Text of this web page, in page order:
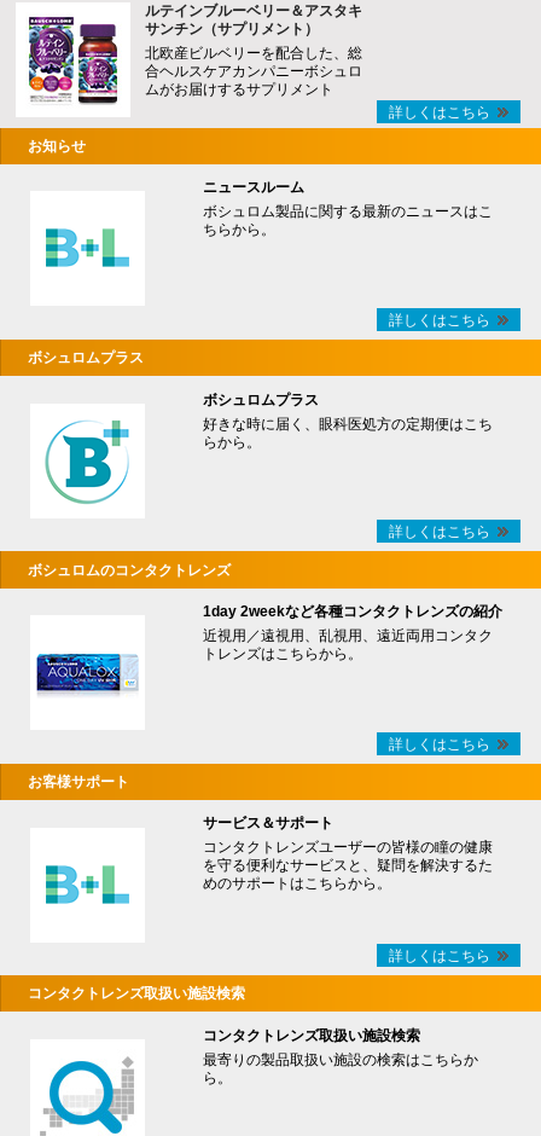
ルテインブルーベリー＆アスタキ
サンチン（サプリメント）
北欧産ビルベリーを配合した、総
合ヘルスケアカンパニーボシュロ
ムがお届けするサプリメント
詳しくはこちら
お知らせ
ニュースルーム
ボシュロム製品に関する最新のニュースはこ
ちらから。
詳しくはこちら
ボシュロムプラス
ボシュロムプラス
好きな時に届く、眼科医処方の定期便はこち
らから。
詳しくはこちら
ボシュロムのコンタクトレンズ
1day 2weekなど各種コンタクトレンズの紹介
近視用／遠視用、乱視用、遠近両用コンタク
トレンズはこちらから。
詳しくはこちら
お客様サポート
サービス＆サポート
コンタクトレンズユーザーの皆様の瞳の健康
を守る便利なサービスと、疑問を解決するた
めのサポートはこちらから。
詳しくはこちら
コンタクトレンズ取扱い施設検索
コンタクトレンズ取扱い施設検索
最寄りの製品取扱い施設の検索はこちらか
ら。